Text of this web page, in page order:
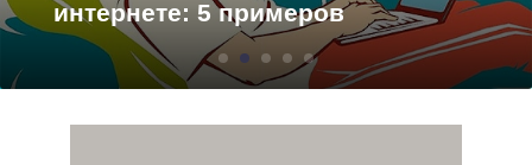
:
интернете: 5 примеров